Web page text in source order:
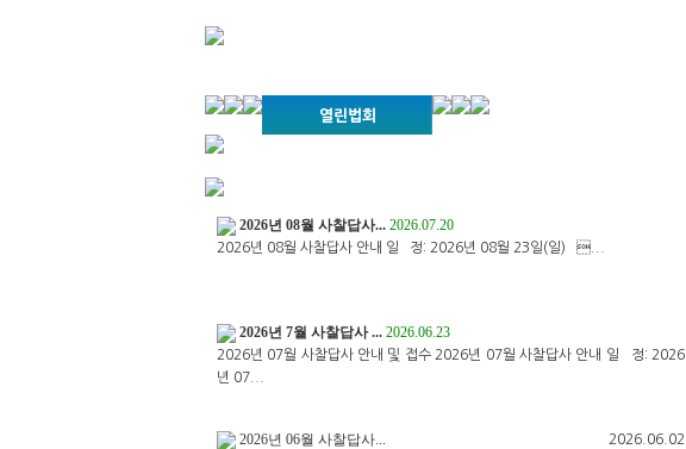
경기불교문화원 소개
인사말
설립이념
찾아오시는 길
성지순례기 교계소식
2026년 08월 사찰답사... 2026.07.20
2026년 08월 사찰답사 안내 일 정: 2026년 08월 23일(일) ...
2026년 7월 사찰답사 ... 2026.06.23
2026년 07월 사찰답사 안내 및 접수 2026년 07월 사찰답사 안내 일 정: 2026
년 07...
2026년 06월 사찰답사... 2026.06.02